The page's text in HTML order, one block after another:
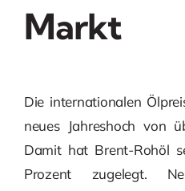
Markt
Die internationalen
neues Jahreshoch von
Damit hat Brent-Rohöl
Prozent zugelegt.